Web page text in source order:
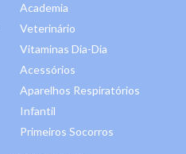
Academia
Veterinário
Vitaminas Dia-Dia
Acessórios
Aparelhos Respiratórios
Infantil
Primeiros Socorros